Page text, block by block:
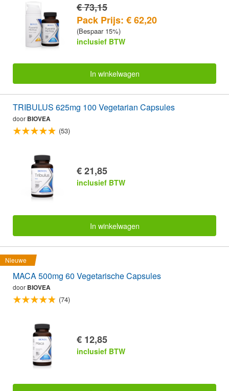
€ 73,15
Pack Prijs: € 62,20
(Bespaar 15%)
inclusief BTW
In winkelwagen
TRIBULUS 625mg 100 Vegetarian Capsules
door BIOVEA
(53)
€ 21,85
inclusief BTW
In winkelwagen
Nieuwe
MACA 500mg 60 Vegetarische Capsules
door BIOVEA
(74)
€ 12,85
inclusief BTW